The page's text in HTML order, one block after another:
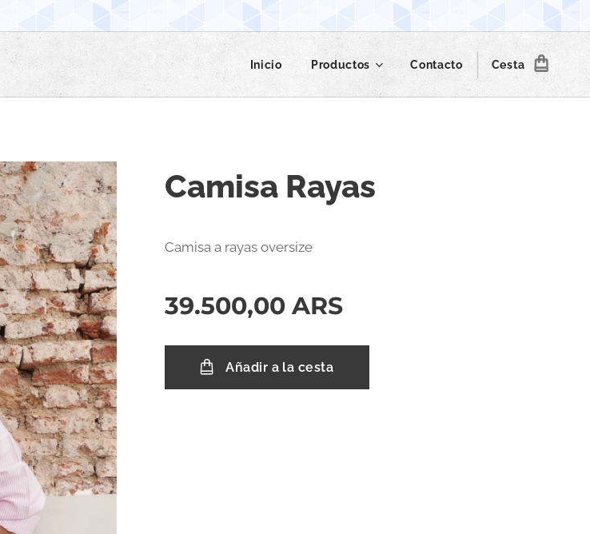
Inicio Productos Contacto Cesta
Camisa Rayas
Camisa a rayas oversize
39.500,00 ARS
Añadir a la cesta